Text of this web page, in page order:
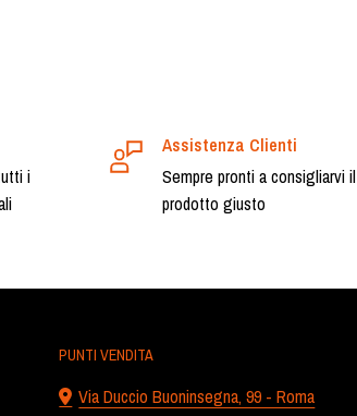
i
Assistenza Clienti
Sempre pronti a consigliarvi il
prodotto giusto
PUNTI VENDITA
Via Duccio Buoninsegna, 99 - Roma